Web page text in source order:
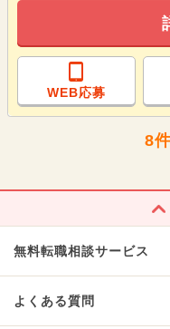
WEB応募
8
無料転職相談サービス
よくある質問